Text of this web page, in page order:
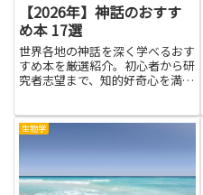
【2026年】神話のおすす
め本 17選
世界各地の神話を深く学べるおす
すめ本を厳選紹介。初心者から研
究者志望まで、知的好奇心を満た
生物学